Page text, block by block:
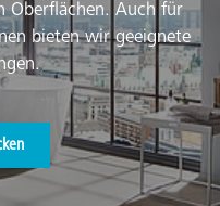
Oberflächen. Auch für
bieten wir geeignete